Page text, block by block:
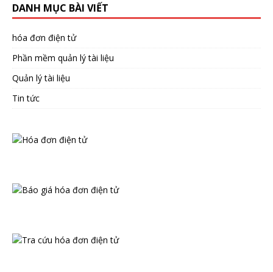
DANH MỤC BÀI VIẾT
hóa đơn điện tử
Phần mềm quản lý tài liệu
Quản lý tài liệu
Tin tức